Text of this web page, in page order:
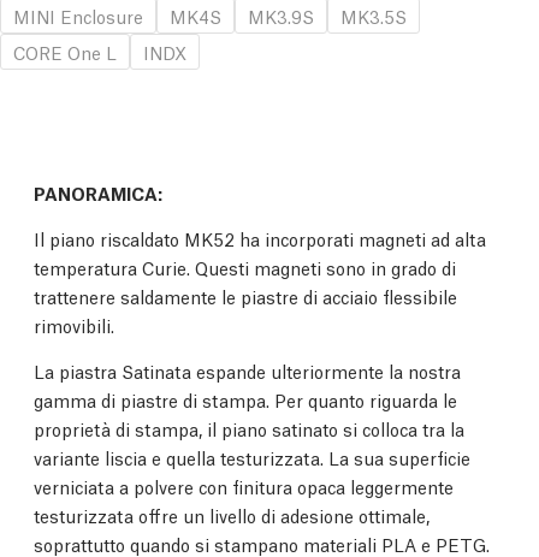
MINI Enclosure
MK4S MK3.9S
MK3.5S
CORE One L
INDX
PANORAMICA:
Il piano riscaldato MK52 ha incorporati magneti ad alta
temperatura Curie. Questi magneti sono in grado di
trattenere saldamente le piastre di acciaio flessibile
rimovibili.
La piastra Satinata espande ulteriormente la nostra
gamma di piastre di stampa. Per quanto riguarda le
proprietà di stampa, il piano satinato si colloca tra la
variante liscia e quella testurizzata. La sua superficie
verniciata a polvere con finitura opaca leggermente
testurizzata offre un livello di adesione ottimale,
soprattutto quando si stampano materiali PLA e PETG.